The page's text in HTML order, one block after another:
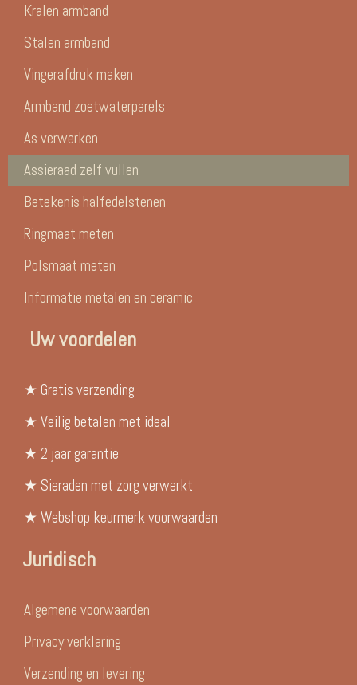
Kralen armband
Stalen armband
Vingerafdruk maken
Armband zoetwaterparels
As verwerken
Assieraad zelf vullen
Betekenis halfedelstenen
Ringmaat meten
Polsmaat meten
Informatie metalen en ceramic
Uw voordelen
★ Gratis verzending
★ Veilig betalen met ideal
★ 2 jaar garantie
★ Sieraden met zorg verwerkt
★ Webshop keurmerk voorwaarden
Juridisch
Algemene voorwaarden
Privacy verklaring
Verzending en levering